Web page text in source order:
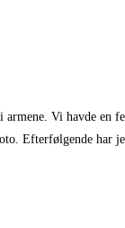
Vi havde en
Efterfølgende har